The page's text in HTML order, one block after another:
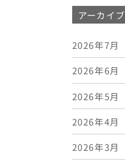
アーカイブ
2026年7月
2026年6月
2026年5月
2026年4月
2026年3月